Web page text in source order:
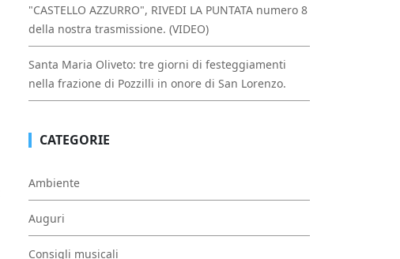
"CASTELLO AZZURRO", RIVEDI LA PUNTATA numero 8
della nostra trasmissione. (VIDEO)
Santa Maria Oliveto: tre giorni di festeggiamenti
nella frazione di Pozzilli in onore di San Lorenzo.
CATEGORIE
Ambiente
Auguri
Consigli musicali